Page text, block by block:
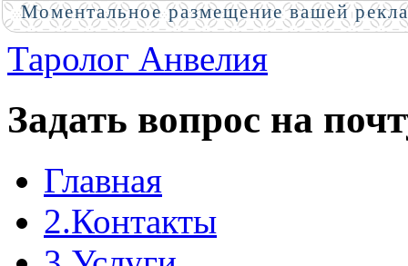
Таролог Анвелия
Задать вопрос на
Главная
2.Контакты
Моментальное размещение вашей